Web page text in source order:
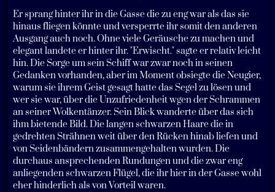
Er sprang hinter ihr in die Gasse die zu eng war als das sie
hinaus fliegen könnte und versperrte ihr somit den anderen
Ausgang auch noch. Ohne viele Geräusche zu machen und
elegant landete er hinter ihr. "Erwischt." sagte er relativ leicht
hin. Die Sorge um sein Schiff war zwar noch in seinen
Gedanken vorhanden, aber im Moment obsiegte die Neugier,
warum sie ihrem Geist gesagt hatte das Segel zu lösen und
wer sie war, über die Unzufriedenheit wgen der Schrammen
an seiner Wolkentänzer. Sein Blick wanderte über das sich
ihm bietende Bild. Die langen schwarzen Haare die in
gedrehten Strähnen weit über den Rücken hinab liefen und
von Seidenbändern zusammengehalten wurden. Die
durchaus ansprechenden Rundungen und die zwar eng
anliegenden schwarzen Flügel, die ihr hier in der Gasse wohl
eher hinderlich als von Vorteil waren.